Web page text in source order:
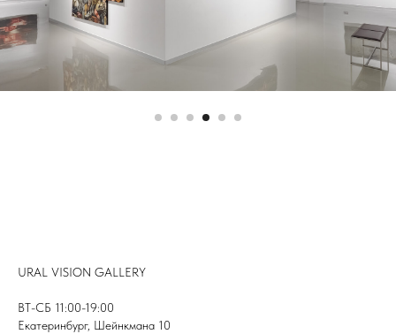
URAL VISION GALLERY
ВТ-СБ 11:00-19:00
Екатеринбург, Шейнкмана 10